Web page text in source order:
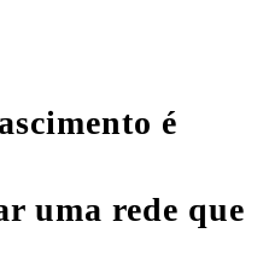
é
uma rede que